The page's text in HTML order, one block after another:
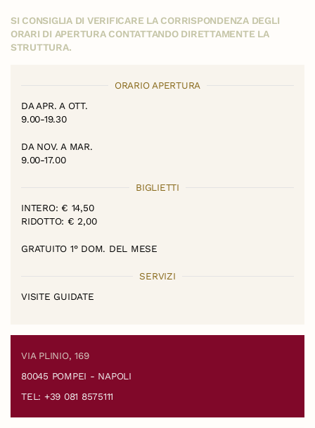
SI CONSIGLIA DI VERIFICARE LA CORRISPONDENZA DEGLI
ORARI DI APERTURA CONTATTANDO DIRETTAMENTE LA
STRUTTURA.
ORARIO APERTURA
DA APR. A OTT.
9.00-19.30
DA NOV. A MAR.
9.00-17.00
BIGLIETTI
INTERO: € 14,50
RIDOTTO: € 2,00
GRATUITO 1° DOM. DEL MESE
SERVIZI
VISITE GUIDATE
VIA PLINIO, 169
80045 POMPEI - NAPOLI
TEL: +39 081 8575111